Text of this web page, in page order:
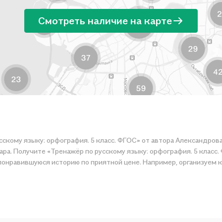
Смотреть наличие на карте
языку: орфография. 5 класс. ФГОС» от автора
Получите «Тренажёр по русскому языку: орфография. 5